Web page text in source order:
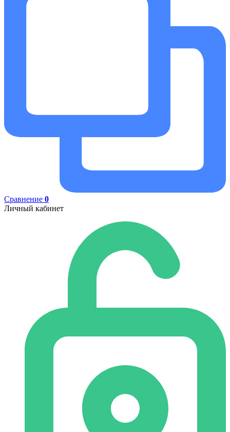
Сравнение 0
Личный кабинет